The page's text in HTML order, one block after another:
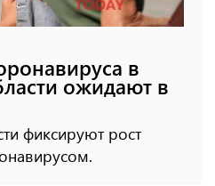
в
ожидают в
фиксируют рост